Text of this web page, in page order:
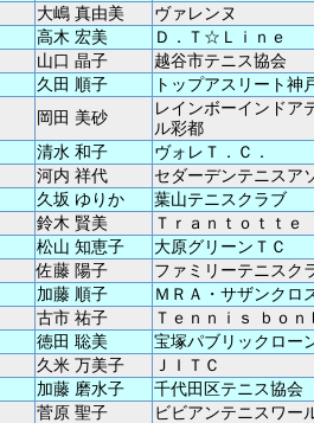
大嶋 真由美
ヴァレンヌ
高木 宏美
Ｄ．Ｔ☆Ｌｉｎｅ
山口 晶子
越谷市テニス協会
久田 順子
トップアスリート神
岡田 美砂
レインボーインドア
ル彩都
清水 和子
ヴォレＴ．Ｃ．
河内 祥代
セダーデンテニスア
久坂 ゆりか
葉山テニスクラブ
鈴木 賢美
Ｔｒａｎｔｏｔｔｅ
松山 知恵子
大原グリーンＴＣ
佐藤 陽子
ファミリーテニスク
加藤 順子
ＭＲＡ・サザンクロ
古市 祐子
Ｔｅｎｎｉｓ ｂｏｎ
徳田 聡美
宝塚パブリックロー
久米 万美子
ＪＩＴＣ
加藤 磨水子
千代田区テニス協会
菅原 聖子 ビビアンテニスワー